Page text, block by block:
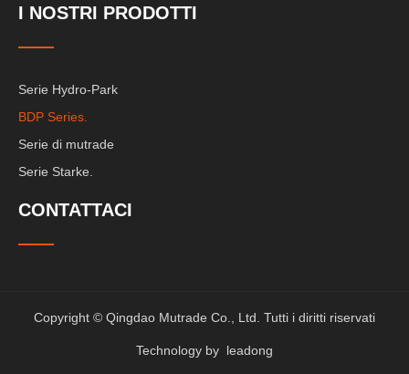
I NOSTRI PRODOTTI
Serie Hydro-Park
BDP Series.
Serie di mutrade
Serie Starke.
CONTATTACI
Copyright © Qingdao Mutrade Co., Ltd. Tutti i diritti riservati
Technology by leadong